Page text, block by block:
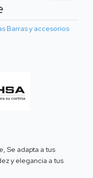
Barras y accesorios
Se adapta a tus
y elegancia a tus